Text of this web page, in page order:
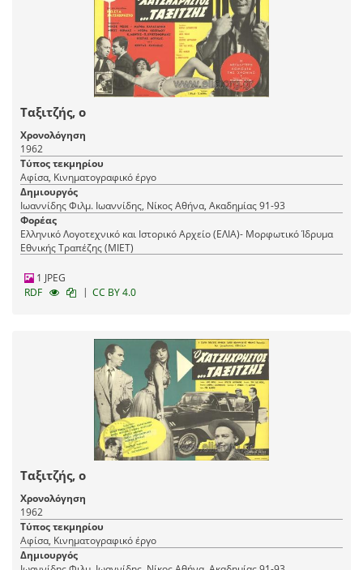
Ταξιτζής, ο
Χρονολόγηση
1962
Τύπος τεκμηρίου
Αφίσα, Κινηματογραφικό έργο
Δημιουργός
Ιωαννίδης Φιλμ. Ιωαννίδης, Νίκος Αθήνα, Ακαδημίας 91-93
Φορέας
Ελληνικό Λογοτεχνικό και Ιστορικό Αρχείο (ΕΛΙΑ)- Μορφωτικό Ίδρυμα
Εθνικής Τραπέζης (ΜΙΕΤ)
1 JPEG
RDF
| CC BY 4.0
Ταξιτζής, ο
Χρονολόγηση
1962
Τύπος τεκμηρίου
Αφίσα, Κινηματογραφικό έργο
Δημιουργός